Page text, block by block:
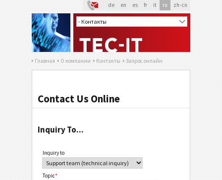
de en es fr it ru zh-cn
Главная О компании Контакты Запрос онлайн
Contact Us Online
Inquiry To...
Inquiry to
Topic*